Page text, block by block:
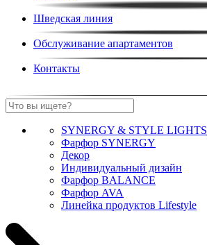
Шведская линия
Обслуживание апартаментов
Контакты
SYNERGY & STYLE LIGHTS
Фарфор SYNERGY
Декор
Индивидуальный дизайн
Фарфор BALANCE
Фарфор AVA
Линейка продуктов Lifestyle